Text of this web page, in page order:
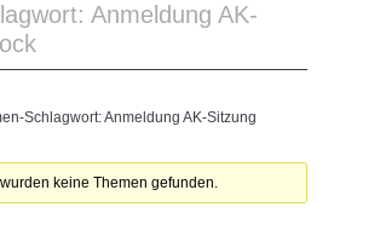
Anmeldung AK-
Schlagwort: Anmeldung AK-Sitzung
keine Themen gefunden.